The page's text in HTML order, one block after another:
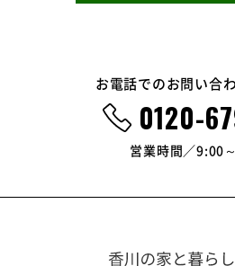
お電話でのお問い合
0120-
営業時間 9:00